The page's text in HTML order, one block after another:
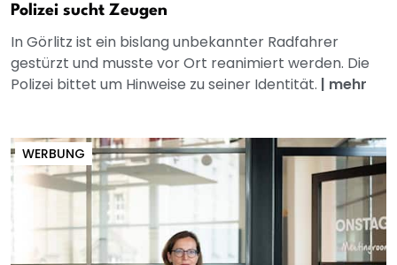
Polizei sucht Zeugen
In Görlitz ist ein bislang unbekannter Radfahrer
gestürzt und musste vor Ort reanimiert werden. Die
Polizei bittet um Hinweise zu seiner Identität. | mehr
WERBUNG